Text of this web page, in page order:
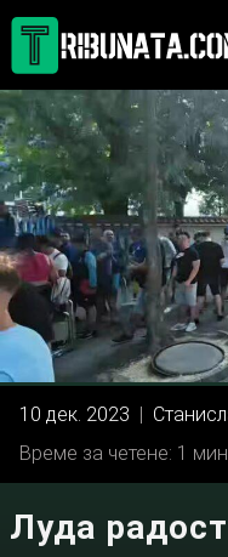
Skip
content
10 дек. 2023 |
Време за четене: 1 мин
Луда